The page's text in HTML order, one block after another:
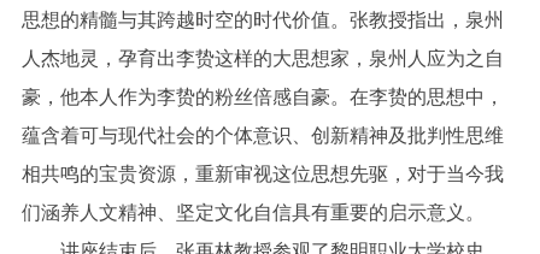
思想的精髓与其跨越时空的时代价值。张教授指出，泉州
人杰地灵，孕育出李贽这样的大思想家，泉州人应为之自
豪，他本人作为李贽的粉丝倍感自豪。在李贽的思想中，
蕴含着可与现代社会的个体意识、创新精神及批判性思维
相共鸣的宝贵资源，重新审视这位思想先驱，对于当今我
们涵养人文精神、坚定文化自信具有重要的启示意义。